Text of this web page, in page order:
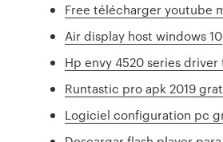
Free télécharger youtube
Air display host windows 10
Hp envy 4520 series
Runtastic pro apk 2019
Logiciel configuration pc